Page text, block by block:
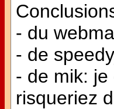
- du
- de
- de mik:
risqueriez